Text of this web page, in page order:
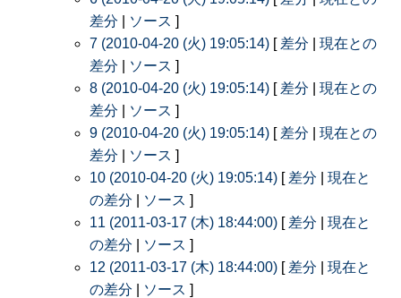
差分
ソース ]
7 (2010-04-20 (火) 19:05:14) [ 差分
現在との
差分
ソース ]
8 (2010-04-20 (火) 19:05:14) [ 差分
現在との
差分
ソース ]
9 (2010-04-20 (火) 19:05:14) [ 差分
現在との
差分
ソース ]
10 (2010-04-20 (火) 19:05:14) [ 差分
現在と
の差分
ソース ]
11 (2011-03-17 (木) 18:44:00) [ 差分
現在と
の差分
ソース ]
12 (2011-03-17 (木) 18:44:00) [ 差分
現在と
の差分
ソース ]